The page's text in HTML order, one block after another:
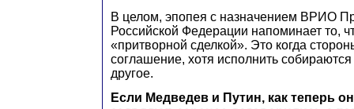
В целом, эпопея с назначением ВРИО
Российской Федерации напоминает то,
«притворной сделкой». Это когда
соглашение, хотя исполнить
другое.
Если Медведев и Путин, как теперь